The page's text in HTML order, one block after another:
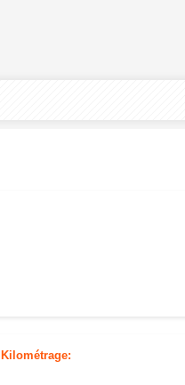
Kilométrage: